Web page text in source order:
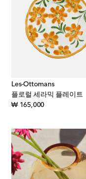
Les-Ottomans
플로럴 세라믹 플레이트
₩ 165,000original price